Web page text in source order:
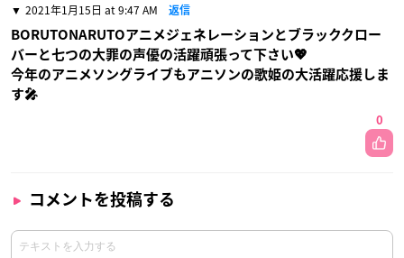
2021年1月15日 at 9:47 AM 返信
BORUTONARUTOアニメジェネレーションとブラッククロー
バーと七つの大罪の声優の活躍頑張って下さい💖
今年のアニメソングライブもアニソンの歌姫の大活躍応援しま
す🎤
0
コメントを投稿する